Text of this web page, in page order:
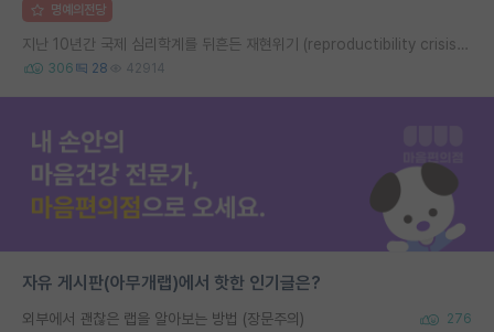
명예의전당
지난 10년간 국제 심리학계를 뒤흔든 재현위기 (reproductibility crisis) 요약 (1편)
306 28 42914
자유 게시판(아무개랩)에서 핫한 인기글은?
외부에서 괜찮은 랩을 알아보는 방법 (장문주의) 276